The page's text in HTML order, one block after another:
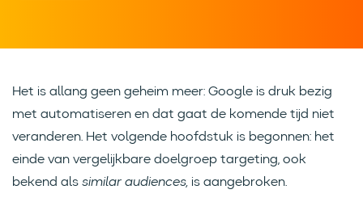
Het is allang geen geheim meer: Google is druk bezig
met automatiseren en dat gaat de komende tijd niet
veranderen. Het volgende hoofdstuk is begonnen: het
einde van vergelijkbare doelgroep targeting, ook
bekend als similar audiences, is aangebroken.